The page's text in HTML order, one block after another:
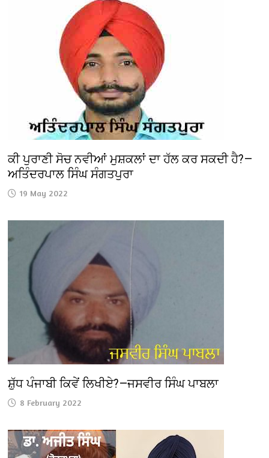
ਕੀ ਪੁਰਾਣੀ ਸੋਚ ਨਵੀਆਂ ਮੁਸ਼ਕਲਾਂ ਦਾ ਹੱਲ ਕਰ ਸਕਦੀ ਹੈ?—
ਅਤਿੰਦਰਪਾਲ ਸਿੰਘ ਸੰਗਤਪੁਰਾ
19 May 2022
ਸ਼ੁੱਧ ਪੰਜਾਬੀ ਕਿਵੇਂ ਲਿਖੀਏ?—ਜਸਵੀਰ ਸਿੰਘ ਪਾਬਲਾ
8 February 2022